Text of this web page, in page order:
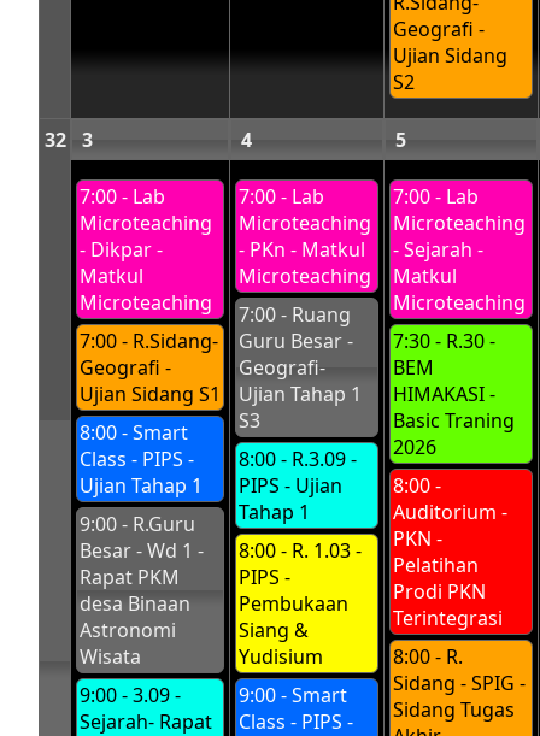
Geografi -
Ujian Sidang
S2
32 3
7:00 - Lab
Microteaching
- Dikpar -
Matkul
Microteaching
7:00 - R.Sidang-
Geografi -
Ujian Sidang S1
8:00 - Smart
Class - PIPS -
Ujian Tahap 1
9:00 - R.Guru
Besar - Wd 1 -
Rapat PKM
desa Binaan
Astronomi
Wisata
9:00 - 3.09 -
Sejarah- Rapat
4
7:00 - Lab
Microteaching
- PKn - Matkul
Microteaching
7:00 - Ruang
Guru Besar -
Geografi-
Ujian Tahap 1
S3
8:00 - R.3.09 -
PIPS - Ujian
Tahap 1
8:00 - R. 1.03 -
PIPS -
Pembukaan
Siang &
Yudisium
9:00 - Smart
Class - PIPS -
5
7:00 - Lab
Microteaching
- Sejarah -
Matkul
Microteaching
7:30 - R.30 -
BEM
HIMAKASI -
Basic Traning
2026
8:00 -
Auditorium -
PKN -
Pelatihan
Prodi PKN
Terintegrasi
8:00 - R.
Sidang - SPIG -
Sidang Tugas